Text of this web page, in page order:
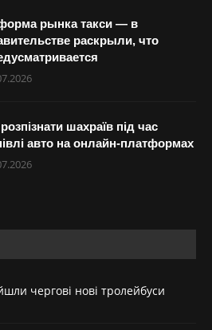
рынка такси — в
раскрыли, что
шахраїв під час
авто на онлайн-платформах
чергові нові тролейбуси